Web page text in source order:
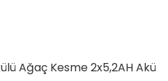
Ağaç Kesme 2x5,2AH Akü